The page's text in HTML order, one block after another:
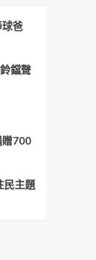
爸
鐺聲
700
民主題